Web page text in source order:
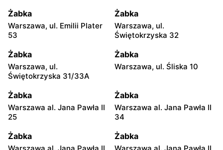
Żabka
Warszawa, ul. Emilii Plater
53
Żabka
Warszawa, ul.
Świętokrzyska 32
Żabka
Warszawa, ul.
Świętokrzyska 31/33A
Żabka
Warszawa, ul. Śliska 10
Żabka
Warszawa al. Jana Pawła II
25
Żabka
Warszawa al. Jana Pawła II
34
Żabka Żabka